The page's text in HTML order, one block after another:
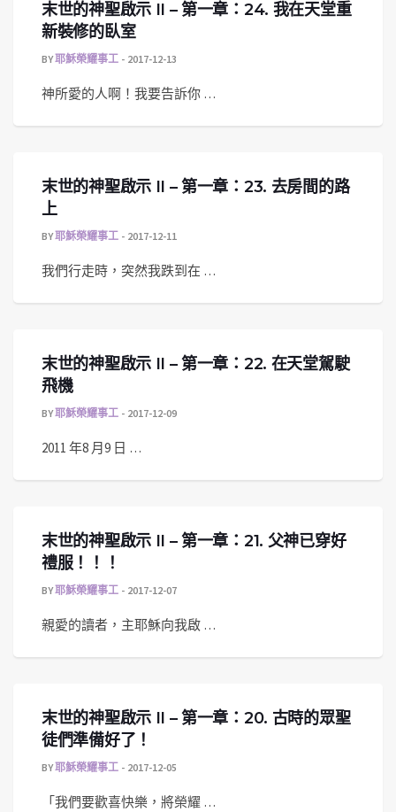
末世的神聖啟示 II – 第一章：24. 我在天堂重
新裝修的臥室
BY耶穌榮耀事工 2017-12-13
神所愛的人啊！我要告訴你 …
末世的神聖啟示 II – 第一章：23. 去房間的路
上
BY耶穌榮耀事工 2017-12-11
我們行走時，突然我跌到在 …
末世的神聖啟示 II – 第一章：22. 在天堂駕駛
飛機
BY耶穌榮耀事工 2017-12-09
2011 年8 月9 日 …
末世的神聖啟示 II – 第一章：21. 父神已穿好
禮服！！！
BY耶穌榮耀事工 2017-12-07
親愛的讀者，主耶穌向我啟 …
末世的神聖啟示 II – 第一章：20. 古時的眾聖
徒們準備好了！
BY耶穌榮耀事工 2017-12-05
「我們要歡喜快樂，將榮耀 …